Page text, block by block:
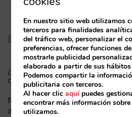
Entradas recientes
¿Puede un Mundial reducir las
caso de México durante la
Menos campañas, más
actualizar el marketing digital
En nuestro sitio web utilizamos
terceros para finalidades
del tráfico web, personalizar el
preferencias, ofrecer funciones
mostrarle publicidad
elaborado a partir de sus
Podemos compartir la
publicitaria con terceros.
Al hacer clicaquípuedes
encontrar más información
utilizamos.